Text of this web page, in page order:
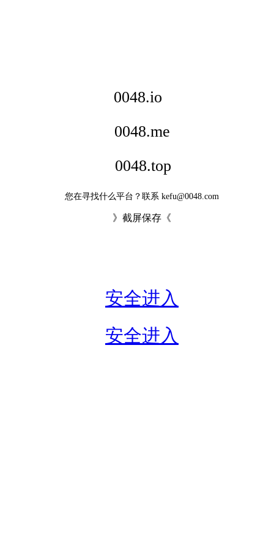
0048.io
0048.me
0048.top
您在寻找什么平台？联系 kefu@0048.com
》截屏保存《
安全进入
安全进入